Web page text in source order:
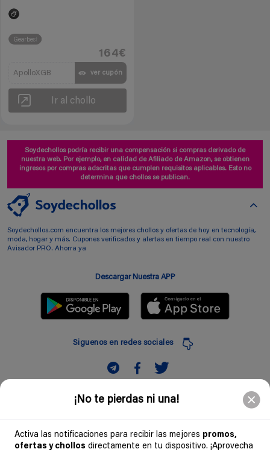
¡No te pierdas ni una!
Activa las notificaciones para recibir las mejores promos,
ofertas y chollos directamente en tu dispositivo. ¡Aprovecha
Gearbest
164€
ApolloXGB ver cupón
Ir al chollo
Soydechollos podría recibir una compensación si compras derivado de
nuestra web. Por ejemplo, en calidad de Afiliado de Amazon, se obtienen
ingresos por compras adscritas que cumplen requisitos aplicables. Esto no
determina que chollos se publican.
Soydechollos.com encuentra los mejores chollos y ofertas de hoy en tecnología,
moda, hogar y más. Cupones verificados y alertas en tiempo real con nuestro
Avisador PRO. Ahorra ya
Descargar Nuestra APP
Siguenos en redes sociales
Suscribir